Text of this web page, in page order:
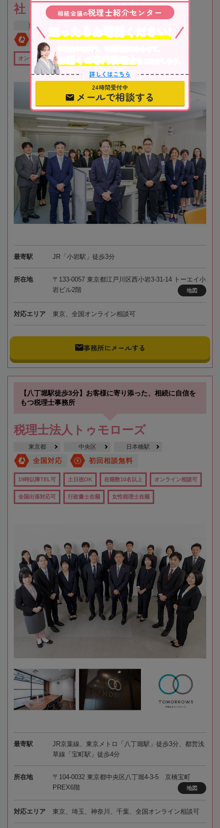
社
東京都
全国対応 初回相談無料
オンライン相談可
最寄駅 JR「小岩駅」徒歩3分
所在地
〒133-0057 東京都江戸川区西小岩3-31-14 トーエイ小
岩ビル2階
地図
対応エリア 東京、全国オンライン相談可
事務所にメールする
【八丁堀駅徒歩3分】お客様に寄り添った、相続に自信を
もつ税理士事務所
税理士法人トゥモローズ
東京都 中央区 日本橋駅
全国対応 初回相談無料
19時以降TEL可 土日祝OK 在籍数10名以上 オンライン相談可
全国出張対応可 行政書士在籍 女性税理士在籍
最寄駅
JR京葉線、東京メトロ「八丁堀駅」徒歩3分、都営浅
草線「宝町駅」徒歩4分
所在地
〒104-0032 東京都中央区八丁堀4-3-5 京橋宝町
PREX6階
地図
対応エリア 東京、埼玉、神奈川、千葉、全国オンライン相談可
相続会議の税理士紹介センター
不動産や株式等、相続資産に合わせて、
お近くの専門税理士 をご紹介します。
詳しくはこちら
24時間受付中
メールで相談する